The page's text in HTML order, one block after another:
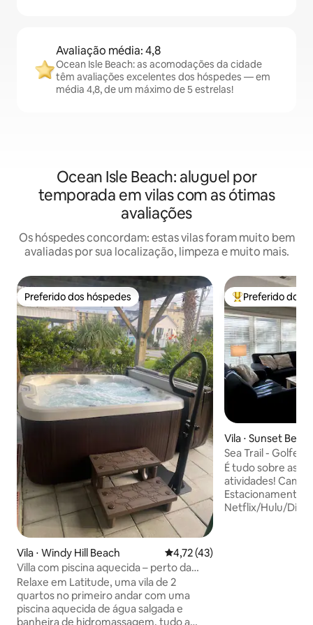
Avaliação média: 4,8
Ocean Isle Beach: as acomodações da cidade
têm avaliações excelentes dos hóspedes — em
média 4,8, de um máximo de 5 estrelas!
Ocean Isle Beach: aluguel por
temporada em vilas com as ótimas
avaliações
Os hóspedes concordam: estas vilas foram muito bem
avaliadas por sua localização, limpeza e muito mais.
Preferido dos hóspedes
Preferido dos hóspedes
Vila ⋅ Windy Hill Beach 4,72 de uma avaliação média
4,72 (43)
Villa com piscina aquecida – perto da
praia, aceita animais de estimação, Wi‑Fi
Relaxe em Latitude, uma vila de 2
quartos no primeiro andar com uma
piscina aquecida de água salgada e
banheira de hidromassagem, tudo a
Entre os
Preferido dos
Vila ⋅ Sunset
Sea Trail - Golfe,
Tranquilo, Ótima
É tudo sobre as
atividades! Caminhe até as piscinas.
Estacionamento
Netflix/Hulu/